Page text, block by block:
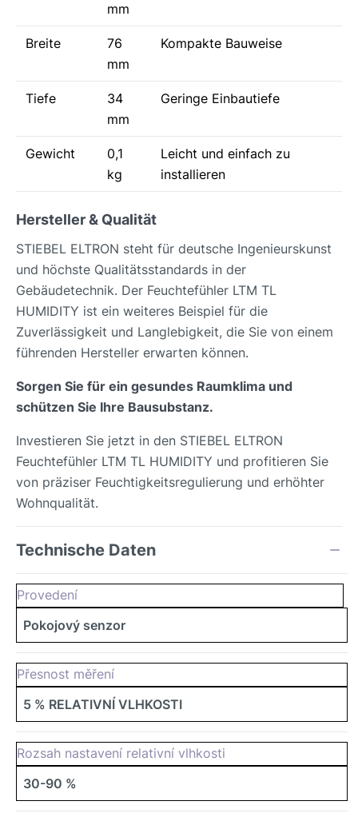
mm
Breite
76
mm
Kompakte Bauweise
Tiefe
34
mm
Geringe Einbautiefe
Gewicht
0,1
kg
Leicht und einfach zu
installieren
Hersteller & Qualität
STIEBEL ELTRON steht für deutsche Ingenieurskunst
und höchste Qualitätsstandards in der
Gebäudetechnik. Der Feuchtefühler LTM TL
HUMIDITY ist ein weiteres Beispiel für die
Zuverlässigkeit und Langlebigkeit, die Sie von einem
führenden Hersteller erwarten können.
Sorgen Sie für ein gesundes Raumklima und
schützen Sie Ihre Bausubstanz.
Investieren Sie jetzt in den STIEBEL ELTRON
Feuchtefühler LTM TL HUMIDITY und profitieren Sie
von präziser Feuchtigkeitsregulierung und erhöhter
Wohnqualität.
Technische Daten
Provedení
Pokojový senzor
Přesnost měření
5 % RELATIVNÍ VLHKOSTI
Rozsah nastavení relativní vlhkosti
30-90 %